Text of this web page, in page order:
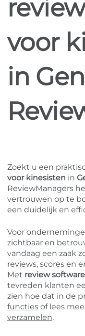
voor
in
Zoekt u een
voor kinesisten in
ReviewManagers
vertrouwen op te
een duidelijk en
Voor
zichtbaar en
vandaag een zaak
reviews, scores en
Met review
tevreden klanten
zien hoe dat in de
functies of lees
verzamelen.